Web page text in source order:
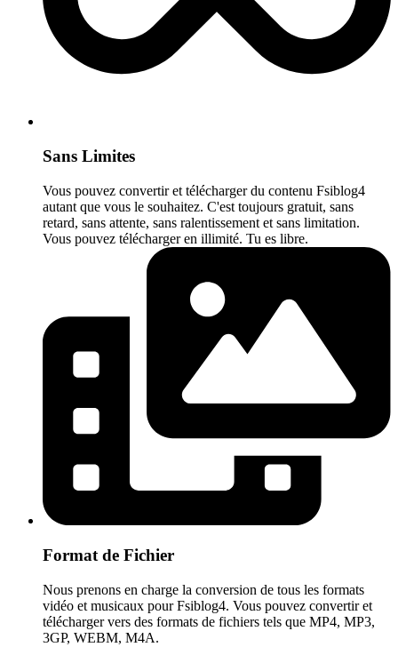
Sans Limites
Vous pouvez convertir et télécharger du contenu Fsiblog4
autant que vous le souhaitez. C'est toujours gratuit, sans
retard, sans attente, sans ralentissement et sans limitation.
Vous pouvez télécharger en illimité. Tu es libre.
Format de Fichier
Nous prenons en charge la conversion de tous les formats
vidéo et musicaux pour Fsiblog4. Vous pouvez convertir et
télécharger vers des formats de fichiers tels que MP4, MP3,
3GP, WEBM, M4A.